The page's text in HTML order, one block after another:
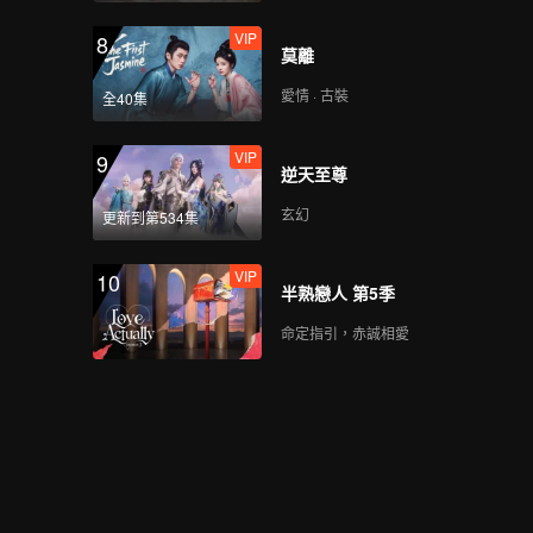
8
全40集
VIP
莫離
愛情 · 古裝
9
更新到第534集
VIP
逆天至尊
玄幻
10 VIP
半熟戀人 第5季
命定指引，赤誠相愛